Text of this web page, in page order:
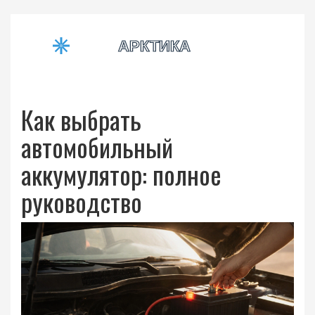
Как выбрать
автомобильный
аккумулятор: полное
руководство